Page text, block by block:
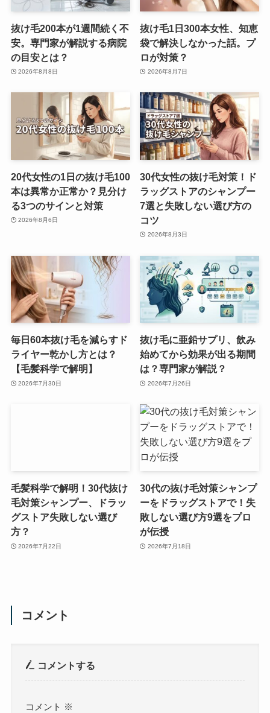
抜け毛200本が1週間続く不
安。専門家が解説する病院
の目安とは？
2026年8月8日
抜け毛1日300本女性、知恵
袋で解決しなかった話。プ
ロが対策？
2026年8月7日
20代女性の1日の抜け毛100
本は異常か正常か？見分け
る3つのサインと対策
2026年8月6日
30代女性の抜け毛対策！ド
ラッグストアのシャンプー
7選と失敗しない選び方の
コツ
2026年8月3日
毎日60本抜け毛を減らすド
ライヤー乾かし方とは？
【毛髪科学で解明】
2026年7月30日
抜け毛に亜鉛サプリ、飲み
始めてから効果が出る期間
は？専門家が解説？
2026年7月26日
毛髪科学で解明！30代抜け
毛対策シャンプー、ドラッ
グストア失敗しない選び
方？
2026年7月22日
30代の抜け毛対策シャンプ
ーをドラッグストアで！失
敗しない選び方9選をプロ
が伝授
2026年7月18日
コメント
コメントする
コメント ※